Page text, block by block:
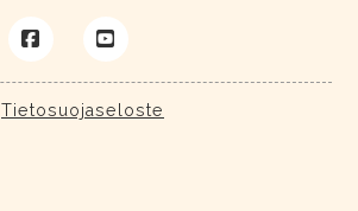
Tietosuojaseloste